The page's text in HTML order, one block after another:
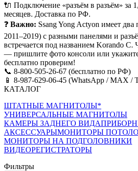
🔌 Подключение «разъём в разъём» за
месяцев. Доставка по РФ.
❓ Важно: Ssang Yong Actyon имеет два
2011–2019) с разными панелями и
встречается под названием Korando C.
— пришлите фото консоли или
бесплатно проверим!
📞 8-800-505-26-67 (бесплатно по РФ)
📱 8-987-629-06-45 (WhatsApp / MAX /
КАТАЛОГ
ШТАТНЫЕ МАГНИТОЛЫ*
УНИВЕРСАЛЬНЫЕ МАГНИТОЛЫ
КАМЕРЫ ЗАДНЕГО ВИДА
АКСЕССУАРЫМОНИТОРЫ
МОНИТОРЫ НА ПОДГОЛОВНИКИ
ВИДЕОРЕГИСТРАТОРЫ
Фильтры